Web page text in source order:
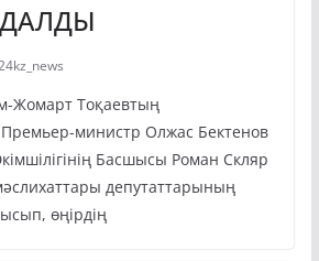
Жомарт Тоқаевтың
министр Олжас Бектенов
Басшысы Роман Скляр
депутаттарының
өңірдің